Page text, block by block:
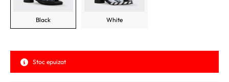
Black White
Stoc epuizat